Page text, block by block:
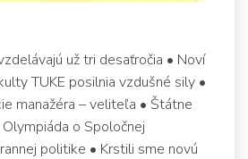
už tri desaťročia • Noví
TUKE posilnia vzdušné sily •
manažéra – veliteľa • Štátne
o Spoločnej
politike • Krstili sme novú